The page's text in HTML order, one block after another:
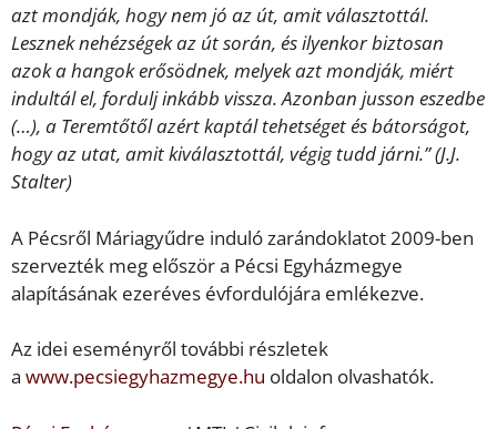
azt mondják, hogy nem jó az út, amit választottál.
Lesznek nehézségek az út során, és ilyenkor biztosan
azok a hangok erősödnek, melyek azt mondják, miért
indultál el, fordulj inkább vissza. Azonban jusson eszedbe
(…), a Teremtőtől azért kaptál tehetséget és bátorságot,
hogy az utat, amit kiválasztottál, végig tudd járni.” (J.J.
Stalter)
A Pécsről Máriagyűdre induló zarándoklatot 2009-ben
szervezték meg először a Pécsi Egyházmegye
alapításának ezeréves évfordulójára emlékezve.
Az idei eseményről további részletek
a www.pecsiegyhazmegye.hu oldalon olvashatók.